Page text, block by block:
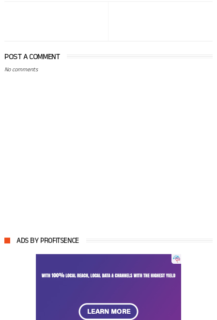
POST A COMMENT
No comments
ADS BY PROFITSENCE